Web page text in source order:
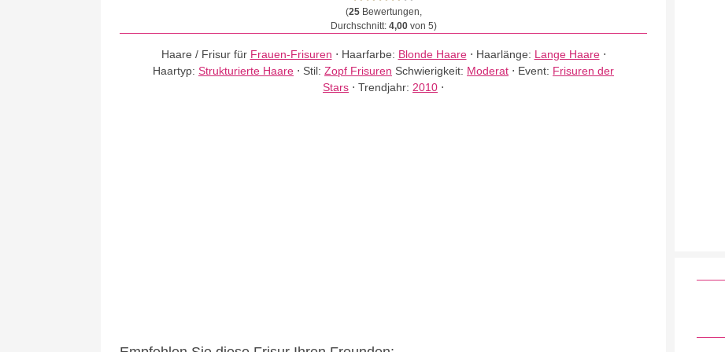
(25Bewertungen,
Durchschnitt: 4,00von 5)
Haare / Frisur für Frauen-Frisuren ⋅ Haarfarbe: Blonde Haare⋅ Haarlänge: Lange Haare⋅
Haartyp:Strukturierte Haare ⋅ Stil:Zopf Frisuren Schwierigkeit: Moderat ⋅ Event: Frisuren der
Stars ⋅Trendjahr: 2010 ⋅